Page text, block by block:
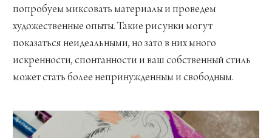
попробуем миксовать материалы и проведем
художественные опыты. Такие рисунки могут
показаться неидеальными, но зато в них много
искренности, спонтанности и ваш собственный стиль
может стать более непринужденным и свободным.